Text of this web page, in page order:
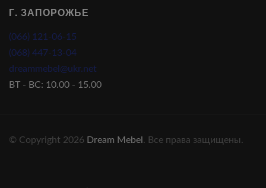
Г. ЗАПОРОЖЬЕ
(066) 121-06-15
(068) 447-13-04
dreammebel@ukr.net
ВТ - ВС: 10.00 - 15.00
© Copyright 2026 Dream Mebel. Все права защищены.